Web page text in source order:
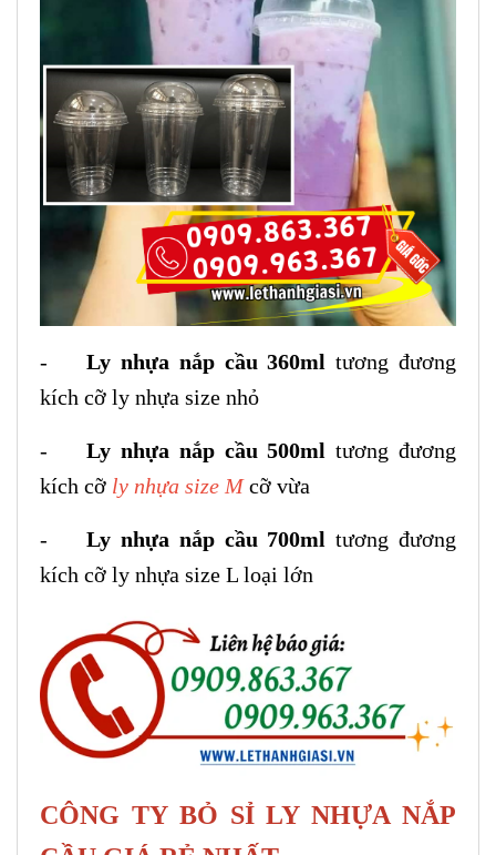
-Ly nhựa nắp cầu 360ml tương đương
kích cỡ ly nhựa size nhỏ
-Ly nhựa nắp cầu 500mltương đương
kích cỡ ly nhựa size Mcỡ vừa
-Ly nhựa nắp cầu 700ml tương đương
kích cỡ ly nhựa size L loại lớn
CÔNG TY BỎ SỈ LY NHỰA NẮP